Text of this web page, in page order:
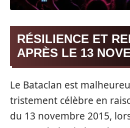
RÉSILIENCE ET
APRÈS LE 13
Le Bataclan est
tristement célèbre en
du 13 novembre 2015,